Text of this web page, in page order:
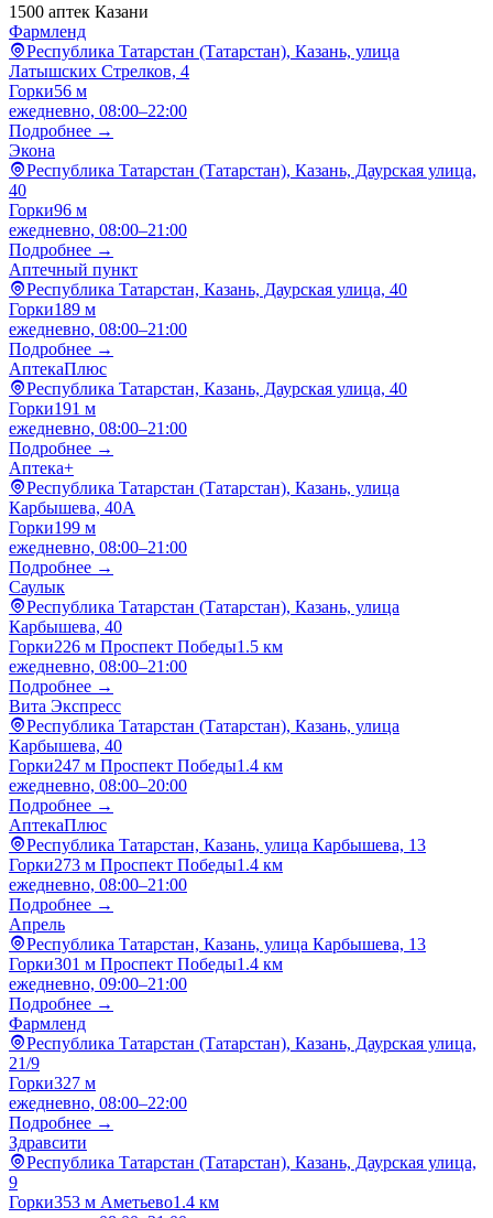
1500 аптек Казани
Фармленд
Республика Татарстан (Татарстан), Казань, улица
Латышских Стрелков, 4
Горки56 м
ежедневно, 08:00–22:00
Подробнее →
Экона
Республика Татарстан (Татарстан), Казань, Даурская улица,
40
Горки96 м
ежедневно, 08:00–21:00
Подробнее →
Аптечный пункт
Республика Татарстан, Казань, Даурская улица, 40
Горки189 м
ежедневно, 08:00–21:00
Подробнее →
АптекаПлюс
Республика Татарстан, Казань, Даурская улица, 40
Горки191 м
ежедневно, 08:00–21:00
Подробнее →
Аптека+
Республика Татарстан (Татарстан), Казань, улица
Карбышева, 40А
Горки199 м
ежедневно, 08:00–21:00
Подробнее →
Саулык
Республика Татарстан (Татарстан), Казань, улица
Карбышева, 40
Горки226 м Проспект Победы1.5 км
ежедневно, 08:00–21:00
Подробнее →
Вита Экспресс
Республика Татарстан (Татарстан), Казань, улица
Карбышева, 40
Горки247 м Проспект Победы1.4 км
ежедневно, 08:00–20:00
Подробнее →
АптекаПлюс
Республика Татарстан, Казань, улица Карбышева, 13
Горки273 м Проспект Победы1.4 км
ежедневно, 08:00–21:00
Подробнее →
Апрель
Республика Татарстан, Казань, улица Карбышева, 13
Горки301 м Проспект Победы1.4 км
ежедневно, 09:00–21:00
Подробнее →
Фармленд
Республика Татарстан (Татарстан), Казань, Даурская улица,
21/9
Горки327 м
ежедневно, 08:00–22:00
Подробнее →
Здравсити
Республика Татарстан (Татарстан), Казань, Даурская улица,
9
Горки353 м Аметьево1.4 км